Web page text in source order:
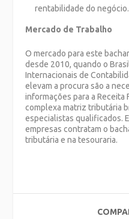
rentabilidade do negócio.
Mercado de Trabalho
O mercado para este
desde 2010, quando o
Internacionais de
elevam a procura são a
informações para a Receita
complexa matriz tributária
especialistas qualificados.
empresas contratam o
tributária e na tesouraria.